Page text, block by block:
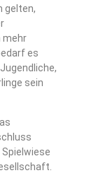
gelten,
mehr
es
sein